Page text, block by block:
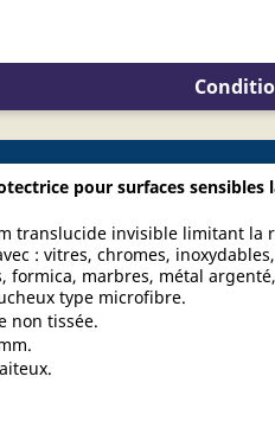
pour surfaces sensibles
translucide invisible limitant la
: vitres, chromes,
formica, marbres, métal
type microfibre.
non tissée.